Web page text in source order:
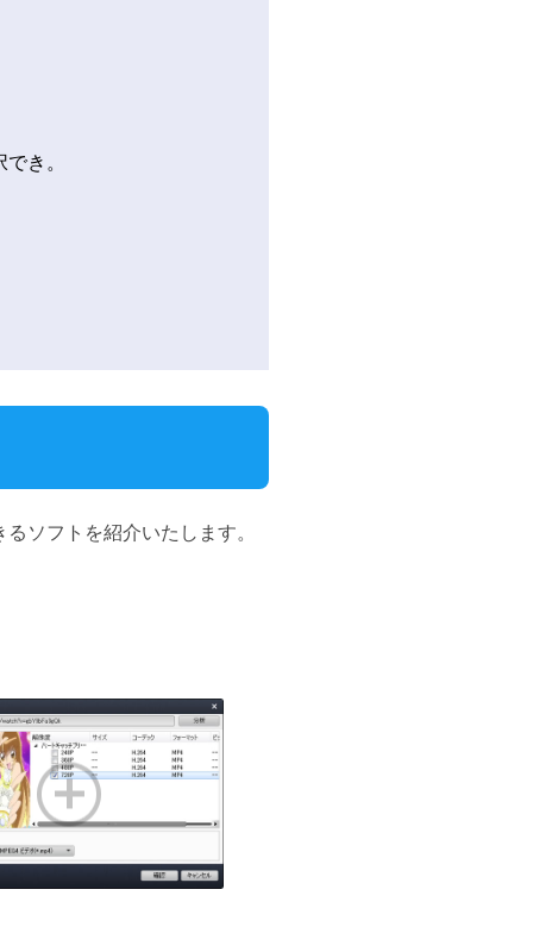
き。
ソフトを紹介いたします。